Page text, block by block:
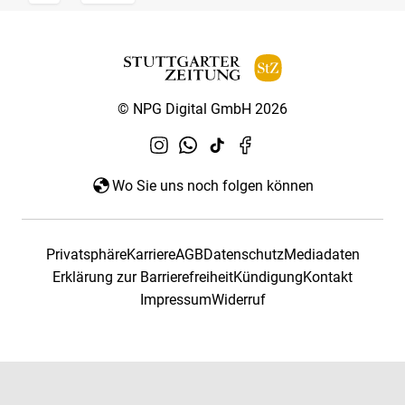
© NPG Digital GmbH 2026
Wo Sie uns noch folgen können
PrivatsphäreKarriereAGBDatenschutzMediadaten
Erklärung zur BarrierefreiheitKündigungKontakt
ImpressumWiderruf